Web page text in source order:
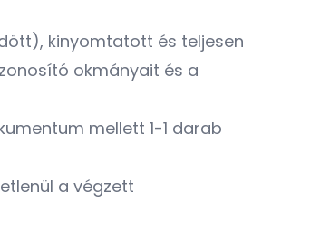
kinyomtatott és teljesen
okmányait és a
mellett 1-1 darab
a végzett